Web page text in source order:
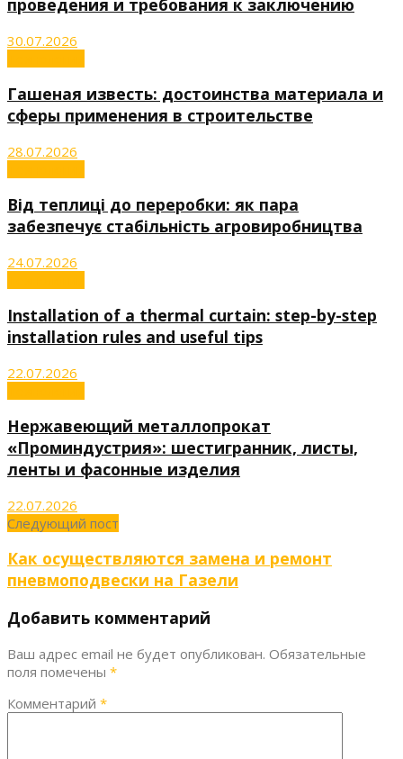
проведения и требования к заключению
30.07.2026
Гашеная известь: достоинства материала и
сферы применения в строительстве
28.07.2026
Від теплиці до переробки: як пара
забезпечує стабільність агровиробництва
24.07.2026
Installation of a thermal curtain: step-by-step
installation rules and useful tips
22.07.2026
Нержавеющий металлопрокат
«Проминдустрия»: шестигранник, листы,
ленты и фасонные изделия
22.07.2026
Следующий пост
Как осуществляются замена и ремонт
пневмоподвески на Газели
Добавить комментарий
Ваш адрес email не будет опубликован. Обязательные
поля помечены *
Комментарий *